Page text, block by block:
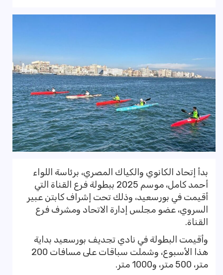
بدأ إتحاد الكانوي والكياك المصري، برئاسة اللواء
أحمد كامل، موسم 2025 ببطولة فرع القناة التي
أقيمت في بورسعيد، وذلك تحت إشراف كابتن عبير
السروي، عضو مجلس إدارة الاتحاد ومشرف فرع
القناة.
وأقيمت البطولة في نادي تجديف بورسعيد بداية
هذا الأسبوع، وشملت سباقات على مسافات 200
متر، 500 متر، و1000 متر.